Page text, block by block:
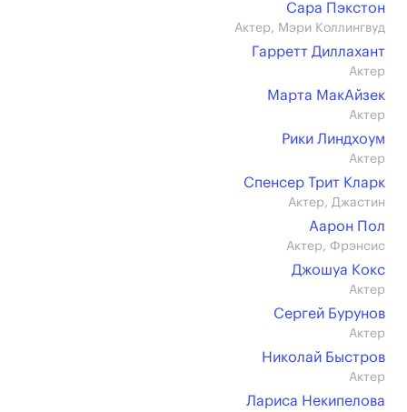
Сара Пэкстон
Актер, Мэри Коллингвуд
Гарретт Диллахант
Актер
Марта МакАйзек
Актер
Рики Линдхоум
Актер
Спенсер Трит Кларк
Актер, Джастин
Аарон Пол
Актер, Фрэнсис
Джошуа Кокс
Актер
Сергей Бурунов
Актер
Николай Быстров
Актер
Лариса Некипелова